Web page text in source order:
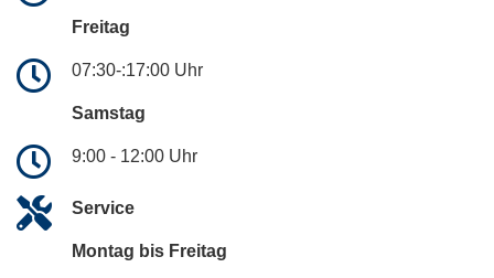
Freitag
07:30-:17:00 Uhr
Samstag
9:00 - 12:00 Uhr
Service
Montag bis Freitag